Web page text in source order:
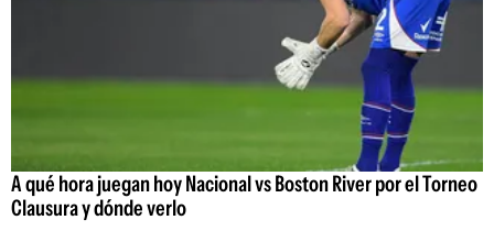
A qué hora juegan hoy Nacional vs Boston River por el Torneo
Clausura y dónde verlo